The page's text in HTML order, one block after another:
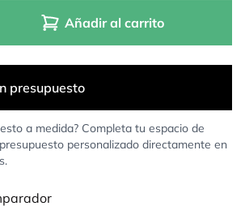
Añadir al carrito
a medida? Completa tu espacio de
personalizado directamente en
presupuesto